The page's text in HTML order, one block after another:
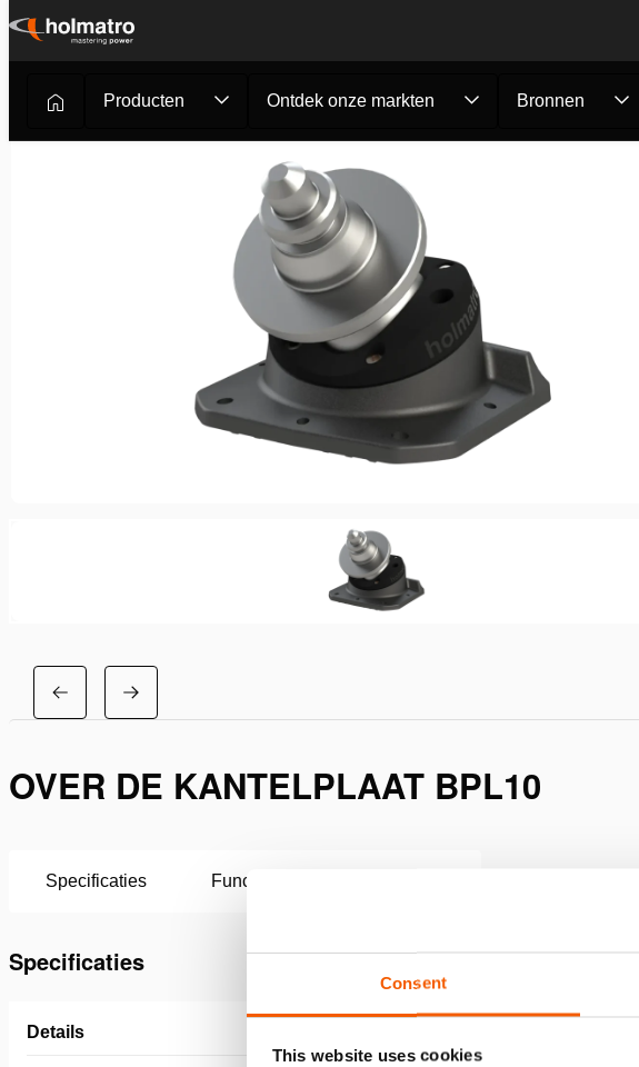
Consent
This website uses cookies
Ga
inhoud
Producten Ontdek onze markten Bronnen
Redgereedschappen / Brandweer en Reddingsdiensten Kantelplaat BPL10
OVER DE KANTELPLAAT BPL10
Specificaties Functies
Specificaties
Details